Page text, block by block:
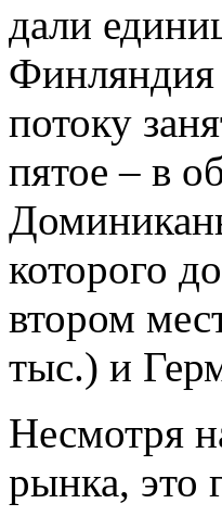
дали
Финляндия
потоку
пятое – в
которого
втором
тыс.) и
Несмотря
рынка, это